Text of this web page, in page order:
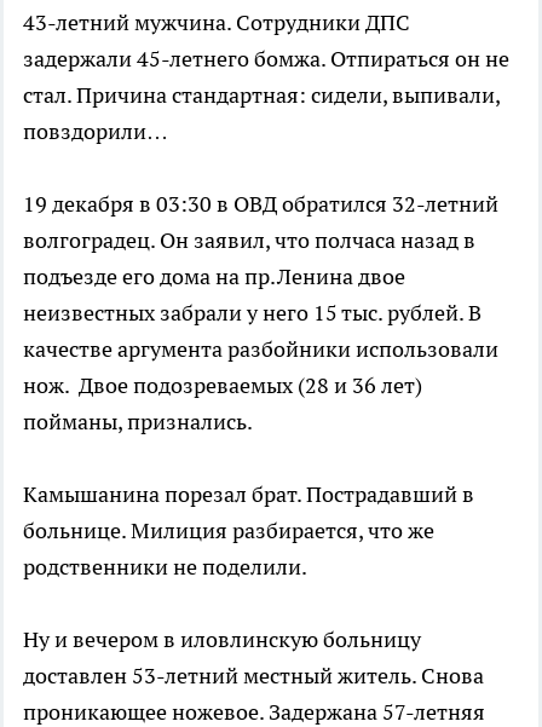
43-летний мужчина. Сотрудники ДПС
задержали 45-летнего бомжа. Отпираться он не
стал. Причина стандартная: сидели, выпивали,
повздорили…
19 декабря в 03:30 в ОВД обратился 32-летний
волгоградец. Он заявил, что полчаса назад в
подъезде его дома на пр.Ленина двое
неизвестных забрали у него 15 тыс. рублей. В
качестве аргумента разбойники использовали
нож. Двое подозреваемых (28 и 36 лет)
пойманы, признались.
Камышанина порезал брат. Пострадавший в
больнице. Милиция разбирается, что же
родственники не поделили.
Ну и вечером в иловлинскую больницу
доставлен 53-летний местный житель. Снова
проникающее ножевое. Задержана 57-летняя